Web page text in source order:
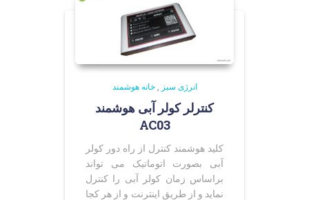
انرژی سبز ,خانه هوشمند
کنترلر کولر آبی هوشمند
AC03
کلید هوشمند کنترل از راه دور کولر
آبی بصورت اتوماتیک می تواند
براساس زمان کولر آبی را کنترل
نماید و از طریق اینترنت و از هر کجا